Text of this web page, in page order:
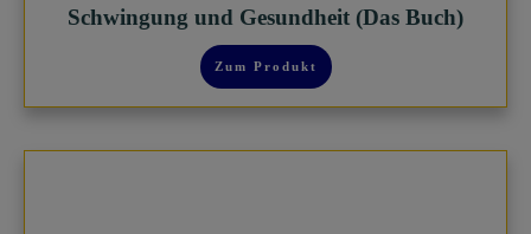
Schwingung und Gesundheit (Das Buch)
Zum Produkt